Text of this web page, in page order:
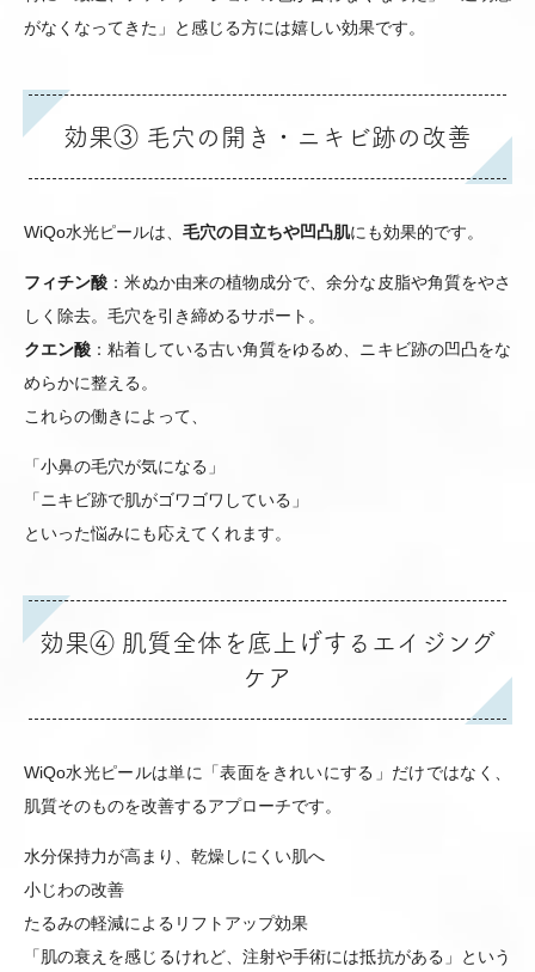
がなくなってきた」と感じる方には嬉しい効果です。
効果③ 毛穴の開き・ニキビ跡の改善
WiQo水光ピールは、 毛穴の目立ちや凹凸肌にも効果的です。
フィチン酸 ：米ぬか由来の植物成分で、余分な皮脂や角質をやさ
しく除去。毛穴を引き締めるサポート。
クエン酸 ：粘着している古い角質をゆるめ、ニキビ跡の凹凸をな
めらかに整える。
これらの働きによって、
「小鼻の毛穴が気になる」
「ニキビ跡で肌がゴワゴワしている」
といった悩みにも応えてくれます。
効果④ 肌質全体を底上げするエイジング
ケア
WiQo水光ピールは単に「表面をきれいにする」だけではなく、
肌質そのものを改善するアプローチです。
水分保持力が高まり、乾燥しにくい肌へ
小じわの改善
たるみの軽減によるリフトアップ効果
「肌の衰えを感じるけれど、注射や手術には抵抗がある」という